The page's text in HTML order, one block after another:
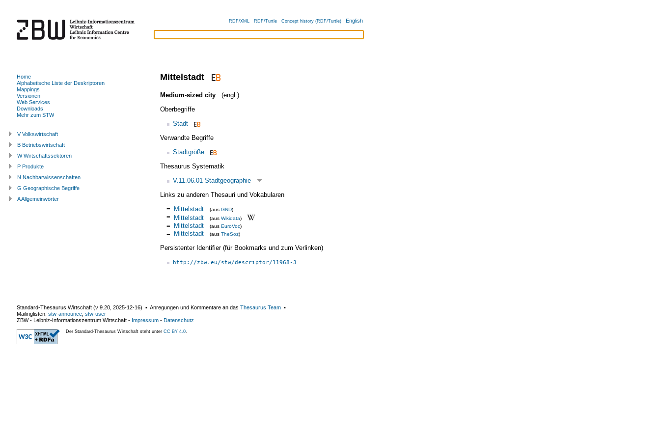
RDF/XML RDF/Turtle Concept history (RDF/Turtle) English
Mittelstadt
Medium-sized city
(engl.)
Oberbegriffe
Stadt
Verwandte Begriffe
Stadtgröße
Thesaurus Systematik
V.11.06.01 Stadtgeographie
Links zu anderen Thesauri und Vokabularen
= Mittelstadt (aus GND)
= Mittelstadt (aus Wikidata)
= Mittelstadt (aus EuroVoc)
= Mittelstadt (aus TheSoz)
Persistenter Identifier (für Bookmarks und zum Verlinken)
http://zbw.eu/stw/descriptor/11968-3
Home
Alphabetische Liste der Deskriptoren
Mappings
Versionen
Web Services
Downloads
Mehr zum STW
V Volkswirtschaft
B Betriebswirtschaft
W Wirtschaftssektoren
P Produkte
N Nachbarwissenschaften
G Geographische Begriffe
A Allgemeinwörter
Standard-Thesaurus Wirtschaft (v 9.20 2025-12-16) ▪ Anregungen und Kommentare an das Thesaurus Team ▪
Mailinglisten: stw-announce stw-user
ZBW - Leibniz-Informationszentrum Wirtschaft - Impressum - Datenschutz
Der Standard-Thesaurus Wirtschaft steht unter CC BY 4.0